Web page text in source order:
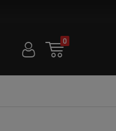
U 
0